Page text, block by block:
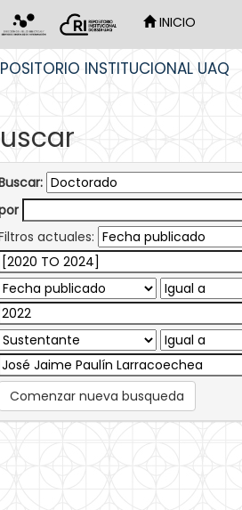
INICIO
INSTITUCIONAL UAQ
actuales:
Comenzar nueva busqueda